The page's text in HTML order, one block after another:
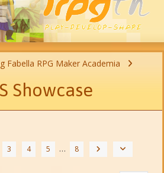
Fabella RPG Maker Academia
Showcase
3 4 5 … 8